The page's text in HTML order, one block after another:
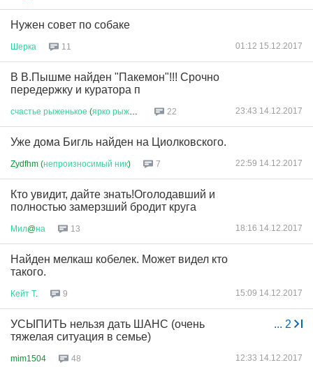
Нужен совет по собаке
Шерка 11 01:12 15.12.2017
В В.Пышме найден "Пакемон"!!! Срочно
передержку и куратора п
счастье рыженькое (ярко рыжее 22 23:43 14.12.2017
Уже дома Бигль найден на Циолковского.
Zydfhm (непроизносимый ник) 7 22:59 14.12.2017
Кто увидит, дайте знать!Оголодавший и
полностью замерзший бродит круга
Мил@на 13 18:16 14.12.2017
Найден мелкаш кобелек. Может видел кто
такого.
Кейт Т. 9 15:09 14.12.2017
... 2
УСЫПИТЬ нельзя дать ШАНС (очень
тяжелая ситуация в семье)
mim1504 48 12:33 14.12.2017